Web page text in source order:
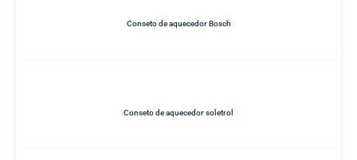
Conseto de aquecedor Bosch
Conseto de aquecedor soletrol